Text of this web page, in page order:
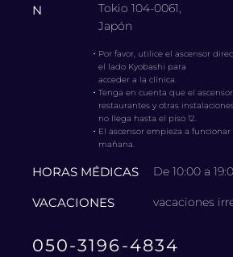
N
Tokio 104-0061,
Japón
・ Por favor, utilice el ascensor
el lado Kyobashi para
acceder a la clínica.
・Tenga en cuenta que el
restaurantes y otras
no llega hasta el piso 12.
・ El ascensor empieza a funcionar
mañana.
HORAS MÉDICAS De 10:00 a
VACACIONES vacaciones
050-3196-4834